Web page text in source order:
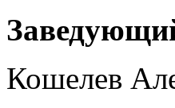
Кошелев